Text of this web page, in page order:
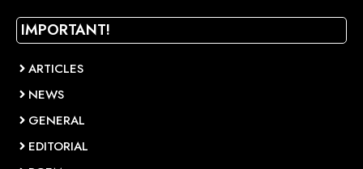
IMPORTANT!
ARTICLES
NEWS
GENERAL
EDITORIAL